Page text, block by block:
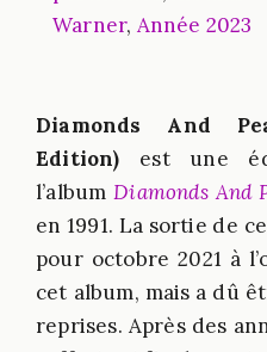
Warner, Année 2023
Diamonds And
Edition) est une
l’albumDiamonds And
en 1991. La sortie de
pour octobre 2021 à
cet album, mais a dû
reprises. Après des